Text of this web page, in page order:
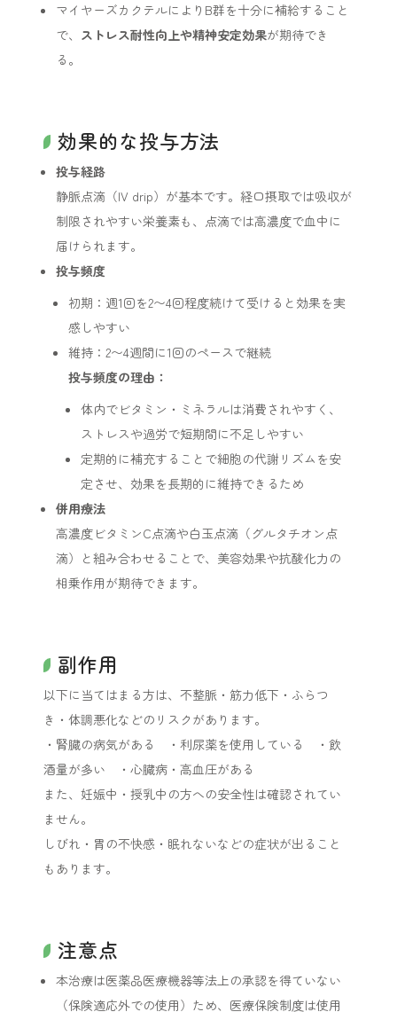
マイヤーズカクテルによりB群を十分に補給すること
で、 ストレス耐性向上や精神安定効果が期待でき
る。
効果的な投与方法
投与経路
静脈点滴（IV drip）が基本です。経口摂取では吸収が
制限されやすい栄養素も、点滴では高濃度で血中に
届けられます。
投与頻度
初期：週1回を2〜4回程度続けて受けると効果を実
感しやすい
維持：2〜4週間に1回のペースで継続
投与頻度の理由：
体内でビタミン・ミネラルは消費されやすく、
ストレスや過労で短期間に不足しやすい
定期的に補充することで細胞の代謝リズムを安
定させ、効果を長期的に維持できるため
併用療法
高濃度ビタミンC点滴や白玉点滴（グルタチオン点
滴）と組み合わせることで、美容効果や抗酸化力の
相乗作用が期待できます。
副作用
以下に当てはまる方は、不整脈・筋力低下・ふらつ
き・体調悪化などのリスクがあります。
・腎臓の病気がある ・利尿薬を使用している ・飲
酒量が多い ・心臓病・高血圧がある
また、妊娠中・授乳中の方への安全性は確認されてい
ません。
しびれ・胃の不快感・眠れないなどの症状が出ること
もあります。
注意点
本治療は医薬品医療機器等法上の承認を得ていない
（保険適応外での使用）ため、医療保険制度は使用